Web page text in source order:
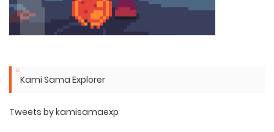
Kami Sama Explorer
Tweets by kamisamaexp